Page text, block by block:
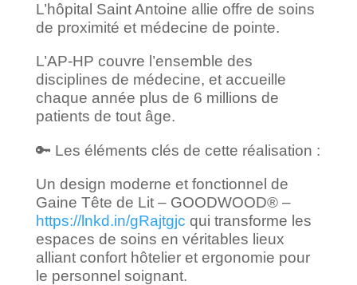
L’hôpital Saint Antoine allie offre de soins
de proximité et médecine de pointe.
L’AP-HP couvre l’ensemble des
disciplines de médecine, et accueille
chaque année plus de 6 millions de
patients de tout âge.
🔑 Les éléments clés de cette réalisation :
Un design moderne et fonctionnel de
Gaine Tête de Lit – GOODWOOD® –
https://lnkd.in/gRajtgjc qui transforme les
espaces de soins en véritables lieux
alliant confort hôtelier et ergonomie pour
le personnel soignant.